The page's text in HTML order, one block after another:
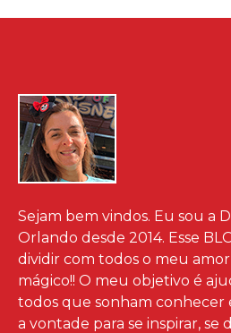
Sejam bem vindos. Eu sou a
Orlando desde 2014. Esse
dividir com todos o meu
mágico!! O meu objetivo é
todos que sonham conhecer
a vontade para se inspirar, se